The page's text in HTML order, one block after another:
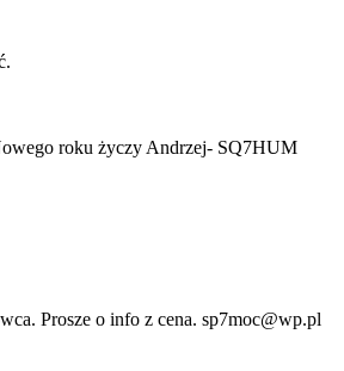
roku życzy Andrzej- SQ7HUM
Prosze o info z cena. sp7moc@wp.pl